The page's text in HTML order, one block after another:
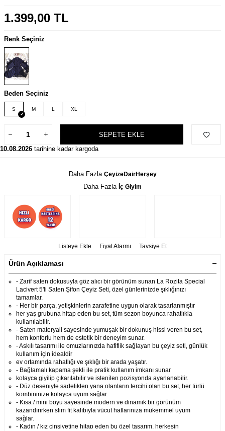
1.399,00 TL
Renk Seçiniz
Beden Seçiniz
S M L XL
SEPETE EKLE
10.08.2026 tarihine kadar kargoda
Daha Fazla ÇeyizeDairHerşey
Daha Fazla İç Giyim
Listeye Ekle Fiyat Alarmı Tavsiye Et
Ürün Açıklaması
- Zarif saten dokusuyla göz alıcı bir görünüm sunan La Rozita Special
Lacivert 5'li Saten Şifon Çeyiz Seti, özel günlerinizde şıklığınızı
tamamlar.
- Her bir parça, yetişkinlerin zarafetine uygun olarak tasarlanmıştır
her yaş grubuna hitap eden bu set, tüm sezon boyunca rahatlıkla
kullanılabilir.
- Saten materyali sayesinde yumuşak bir dokunuş hissi veren bu set,
hem konforlu hem de estetik bir deneyim sunar.
- Askılı tasarımı ile omuzlarınızda hafiflik sağlayan bu çeyiz seti, günlük
kullanım için idealdir
ev ortamında rahatlığı ve şıklığı bir arada yaşatır.
- Bağlamalı kapama şekli ile pratik kullanım imkanı sunar
kolayca giyilip çıkarılabilir ve istenilen pozisyonda ayarlanabilir.
- Düz deseniyle sadelikten yana olanların tercihi olan bu set, her türlü
kombininize kolayca uyum sağlar.
- Kısa / mini boyu sayesinde modern ve dinamik bir görünüm
kazandırırken slim fit kalıbıyla vücut hatlarınıza mükemmel uyum
sağlar.
- Kadın / kız cinsiyetine hitap eden bu özel tasarım, herkesin